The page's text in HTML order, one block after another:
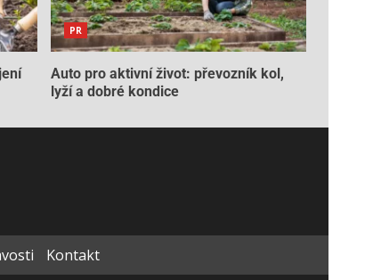
PR
Auto pro aktivní život: převozník kol,
lyží a dobré kondice
Kontakt